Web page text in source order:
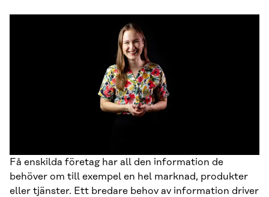
Få enskilda företag har all den information de
behöver om till exempel en hel marknad, produkter
eller tjänster. Ett bredare behov av information driver